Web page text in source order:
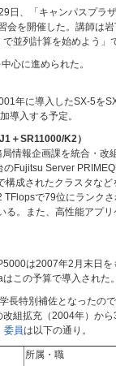
日、「キャンパスプラ
を開催した。講師は
並列計算を始めよう」
心に進められた。
年に導入したSX-5を
導入する予定。
＋SR11000/K2）
情報企画課を統合・
Fujitsu Server
成されたクラスタなど
で79位にランク
。また、高性能アプ
は2007年2月末日
この予算で導入された
長特別補佐となった
組拡充（2004年）か
委員は以下の通り。
所属・職